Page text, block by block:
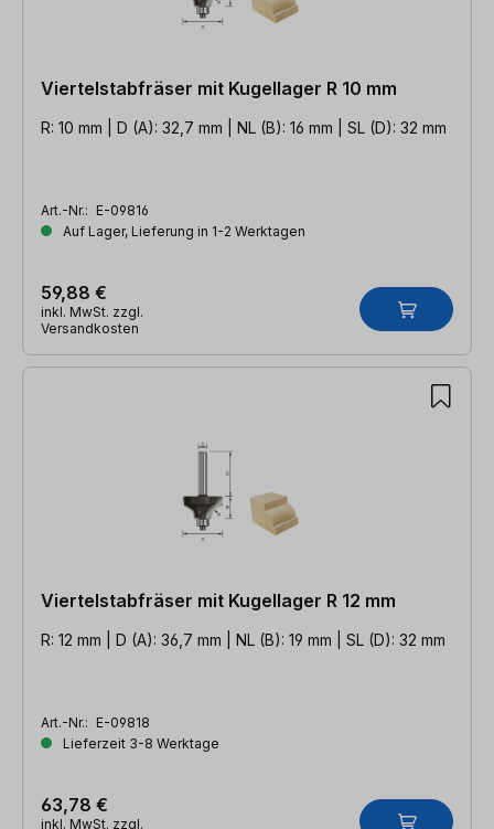
Viertelstabfräser mit Kugellager R 10 mm
R: 10 mm | D (A): 32,7 mm | NL (B): 16 mm | SL (D): 32 mm
Art.-Nr.: E-09816
Auf Lager, Lieferung in 1-2 Werktagen
59,88 €
inkl. MwSt. zzgl.
Versandkosten
Viertelstabfräser mit Kugellager R 12 mm
R: 12 mm | D (A): 36,7 mm | NL (B): 19 mm | SL (D): 32 mm
Art.-Nr.: E-09818
Lieferzeit 3-8 Werktage
63,78 €
inkl. MwSt. zzgl.